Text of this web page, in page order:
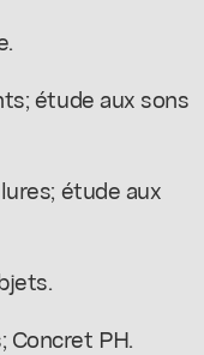
étude aux sons
étude aux
Concret PH.